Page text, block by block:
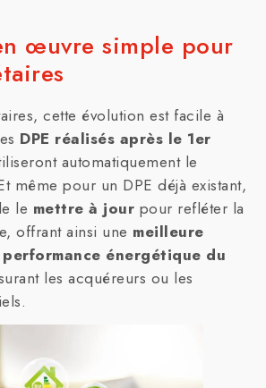
œuvre simple pour
cette évolution est facile à
DPE réalisés après le 1er
automatiquement le
même pour un DPE déjà existant,
le mettre à jour pour refléter la
offrant ainsi une meilleure
énergétique du
les acquéreurs ou les